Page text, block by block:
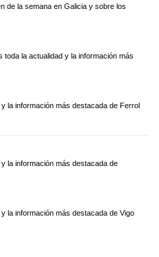
de la semana en Galicia y sobre los
toda la actualidad y la información más
la información más destacada de Ferrol
la información más destacada de
la información más destacada de Vigo